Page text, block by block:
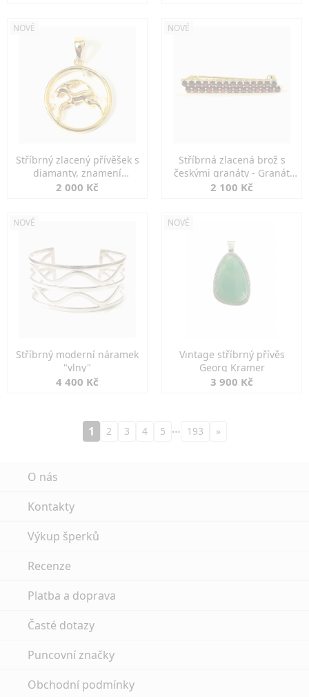
NOVÉ
Stříbrný zlacený přívěšek s
diamanty, znamení
KOZOROH
2 000 Kč
NOVÉ
Stříbrná zlacená brož s
českými granáty - Granát
Turnov
2 100 Kč
NOVÉ
Stříbrný moderní náramek
"vlny"
4 400 Kč
NOVÉ
Vintage stříbrný přívěs
Georg Kramer
3 900 Kč
1 2 3 4 5 … 193 »
O nás
Kontakty
Výkup šperků
Recenze
Platba a doprava
Časté dotazy
Puncovní značky
Obchodní podmínky